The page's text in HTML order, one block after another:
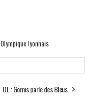
Olympique lyonnais
OL : Gomis parle des Bleus